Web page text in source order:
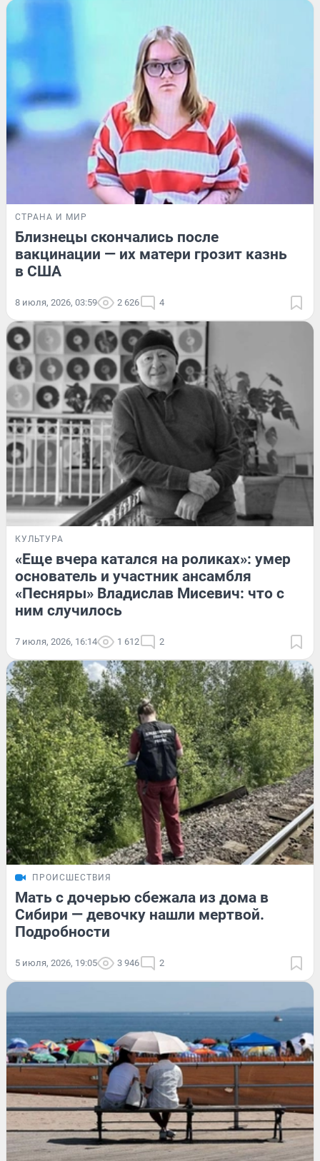
СТРАНА И МИР
Близнецы скончались после
вакцинации — их матери грозит казнь
в США
8 июля, 2026, 03:59 2 626 4
КУЛЬТУРА
«Еще вчера катался на роликах»: умер
основатель и участник ансамбля
«Песняры» Владислав Мисевич: что с
ним случилось
7 июля, 2026, 16:14 1 612 2
ПРОИСШЕСТВИЯ
Мать с дочерью сбежала из дома в
Сибири — девочку нашли мертвой.
Подробности
5 июля, 2026, 19:05 3 946 2